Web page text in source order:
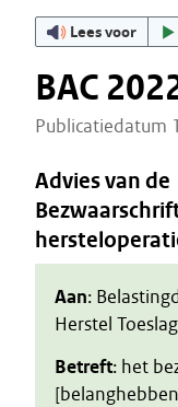
Lees voor
BAC
Publicatiedatum
Advies van de
Aan:
Herstel
Betreft: het